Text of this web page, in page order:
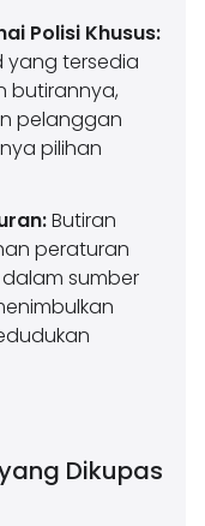
Polisi Khusus:
yang tersedia
butirannya,
pelanggan
pilihan
Butiran
peraturan
sumber
Dikupas